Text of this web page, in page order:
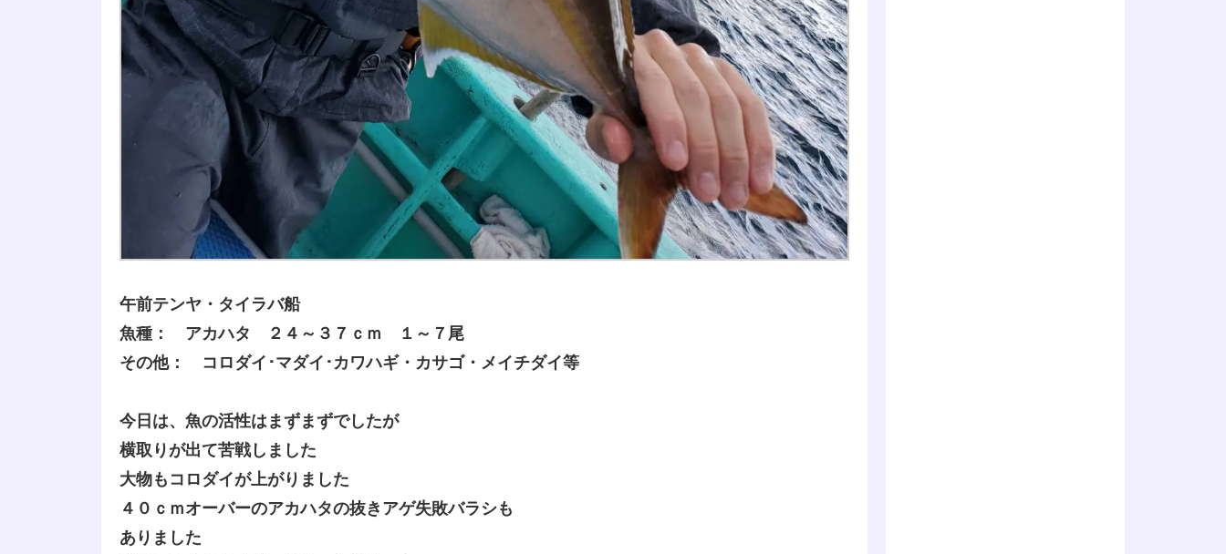
午前テンヤ・タイラバ船
魚種： アカハタ ２４～３７ｃｍ １～７尾
その他： コロダイ･マダイ･カワハギ・カサゴ・メイチダイ等
今日は、魚の活性はまずまずでしたが
横取りが出て苦戦しました
大物もコロダイが上がりました
４０ｃｍオーバーのアカハタの抜きアゲ失敗バラシも
ありました